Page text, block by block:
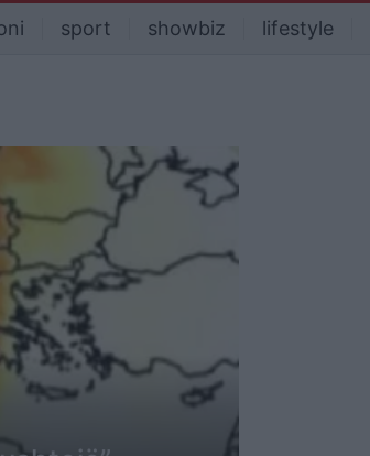
sport showbiz lifestyle